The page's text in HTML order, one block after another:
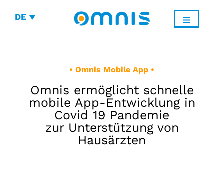
DE
• Omnis Mobile App •
Omnis ermöglicht schnelle
mobile App-Entwicklung in
Covid 19 Pandemie
zur Unterstützung von
Hausärzten